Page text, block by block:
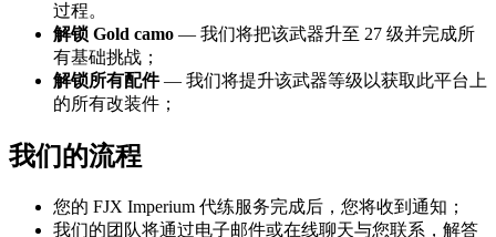
过程。
解锁 Gold camo — 我们将把该武器升至 27 级并完成所
有基础挑战；
解锁所有配件— 我们将提升该武器等级以获取此平台上
的所有改装件；
我们的流程
您的 FJX Imperium 代练服务完成后，您将收到通知；
我们的团队将通过电子邮件或在线聊天与您联系，解答